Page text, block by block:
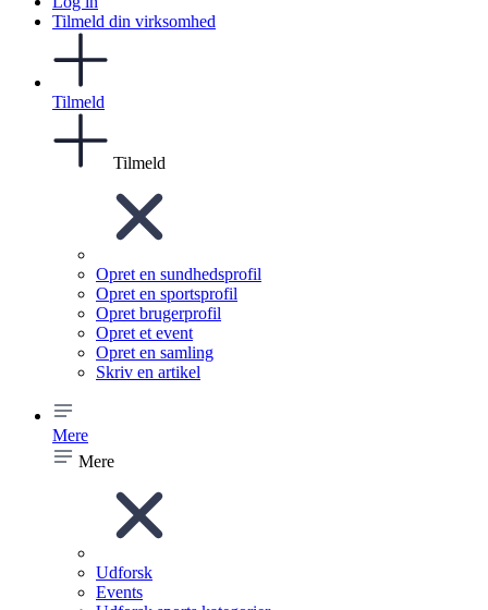
Tilmeld din virksomhed
Tilmeld
Tilmeld
Opret en sundhedsprofil
Opret en sportsprofil
Opret brugerprofil
Opret et event
Opret en samling
Skriv en artikel
Mere
Mere
Udforsk
Events